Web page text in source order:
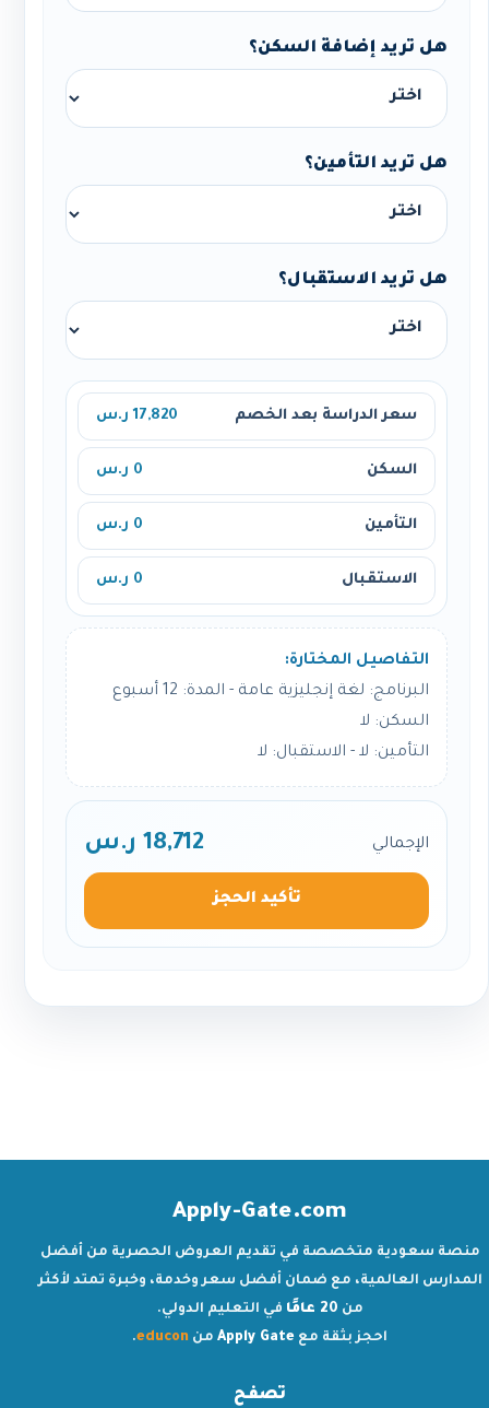
هل تريد إضافة السكن؟
هل تريد التأمين؟
هل تريد الاستقبال؟
سعر الدراسة بعد الخصم 17,820 ر.س
السكن 0 ر.س
التأمين 0 ر.س
الاستقبال 0 ر.س
التفاصيل المختارة:
البرنامج: لغة إنجليزية عامة - المدة: 12 أسبوع
السكن: لا
التأمين: لا - الاستقبال: لا
الإجمالي 18,712 ر.س
تأكيد الحجز
Apply-Gate.com
منصة سعودية متخصصة في تقديم العروض الحصرية من أفضل
المدارس العالمية، مع ضمان أفضل سعر وخدمة، وخبرة تمتد لأكثر
من 20 عامًا
في التعليم الدولي.
احجز بثقة مع Apply Gate من educon
.
تصفح